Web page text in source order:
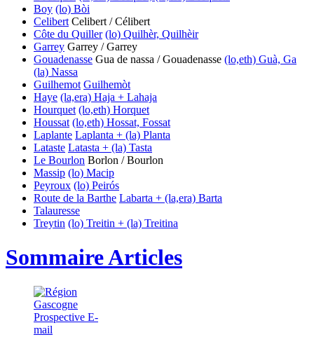
Boy (lo) Bòi
Celibert Celibert / Célibert
Côte du Quiller (lo) Quilhèr, Quilhèir
Garrey Garrey / Garrey
Gouadenasse Gua de nassa / Gouadenasse (lo,eth) Guà, Ga
(la) Nassa
Guilhemot Guilhemòt
Haye (la,era) Haja + Lahaja
Hourquet (lo,eth) Horquet
Houssat (lo,eth) Hossat, Fossat
Laplante Laplanta + (la) Planta
Lataste Latasta + (la) Tasta
Le Bourlon Borlon / Bourlon
Massip (lo) Macip
Peyroux (lo) Peirós
Route de la Barthe Labarta + (la,era) Barta
Talauresse
Treytin (lo) Treitin + (la) Treitina
Sommaire Articles